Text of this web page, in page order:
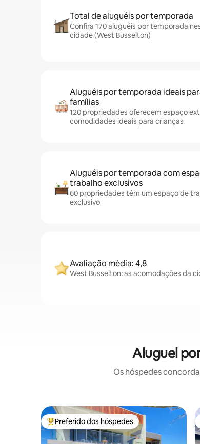
Total de aluguéis por temporada
Confira 170 aluguéis por temporada
cidade (West Busselton)
Aluguéis por temporada ideais
famílias
120 propriedades oferecem espaço
comodidades ideais para crianças
Aluguéis por temporada com
trabalho exclusivos
60 propriedades têm um espaço de
exclusivo
Avaliação média: 4,8
West Busselton: as acomodações da
Aluguel
Os hóspedes
Entre os melhores preferidos dos hóspedes
Preferido dos hóspedes